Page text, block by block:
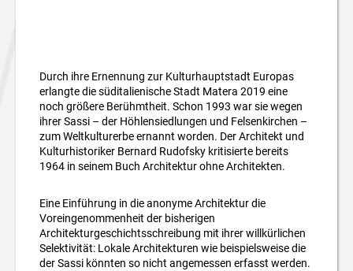
Durch ihre Ernennung zur Kulturhauptstadt Europas
erlangte die süditalienische Stadt Matera 2019 eine
noch größere Berühmtheit. Schon 1993 war sie wegen
ihrer Sassi – der Höhlensiedlungen und Felsenkirchen –
zum Weltkulturerbe ernannt worden. Der Architekt und
Kulturhistoriker Bernard Rudofsky kritisierte bereits
1964 in seinem Buch Architektur ohne Architekten.
Eine Einführung in die anonyme Architektur die
Voreingenommenheit der bisherigen
Architekturgeschichtsschreibung mit ihrer willkürlichen
Selektivität: Lokale Architekturen wie beispielsweise die
der Sassi könnten so nicht angemessen erfasst werden.